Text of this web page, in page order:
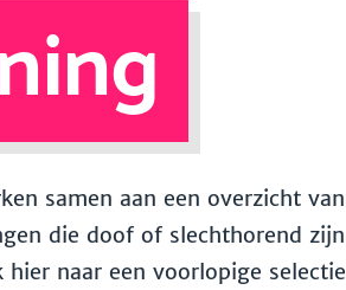
samen aan een overzicht van
die doof of slechthorend zijn
naar een voorlopige selectie